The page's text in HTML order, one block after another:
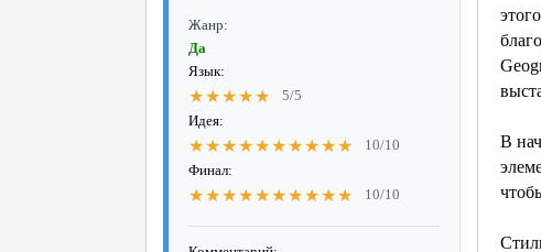
Жанр:
Да
Язык:
★★★★★
5/5
Идея:
★★★★★★★★★★
10/10
Финал:
★★★★★★★★★★ 10/10
В